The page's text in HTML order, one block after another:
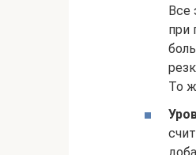
Все
при
То